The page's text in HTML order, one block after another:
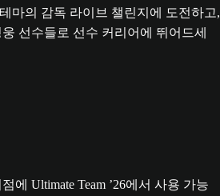
마의 감독 라이브 챌린지에 도전하고,
선수들로 선수 커리어에 뛰어드세
에 Ultimate Team ’26에서 사용 가능